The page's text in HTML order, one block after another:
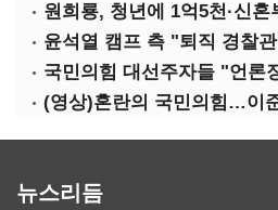
국민의힘 대선주자들 "언론
뉴스리듬